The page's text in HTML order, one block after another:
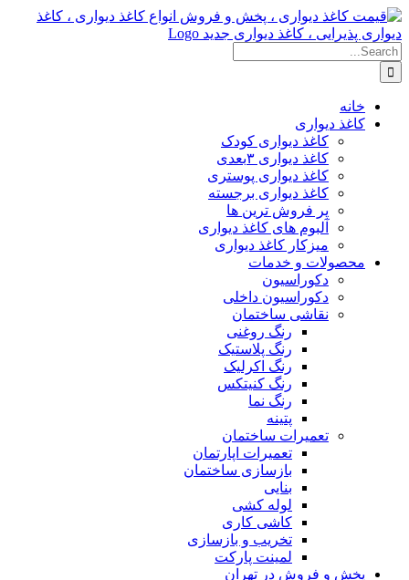
Skip
to
content
Search
for:
خانه
کاغذ دیواری
کاغذ دیواری کودک
کاغذ دیواری ۳بعدی
کاغذ دیواری پوستری
کاغذ دیواری برجسته
پر فروش ترین ها
آلبوم های کاغذ دیواری
میزکار کاغذ دیواری
محصولات و خدمات
دکوراسیون
دکوراسیون داخلی
نقاشی ساختمان
رنگ روغنی
رنگ پلاستیک
رنگ اکرلیک
رنگ کنیتکس
رنگ نما
پتینه
تعمیرات ساختمان
تعمیرات اپارتمان
بازسازی ساختمان
بنایی
لوله کشی
کاشی کاری
تخریب و بازسازی
لمینت پارکت
پخش و فروش در تهران